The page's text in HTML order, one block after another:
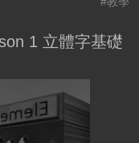
1 立體字基礎